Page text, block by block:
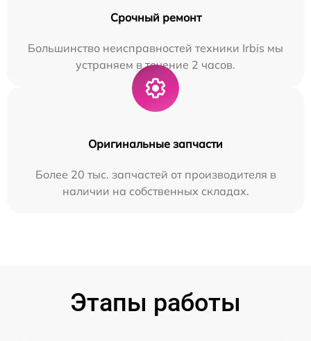
Срочный ремонт
Большинство неисправностей техники Irbis мы
устраняем в течение 2 часов.
Оригинальные запчасти
Более 20 тыс. запчастей от производителя в
наличии на собственных складах.
Этапы работы